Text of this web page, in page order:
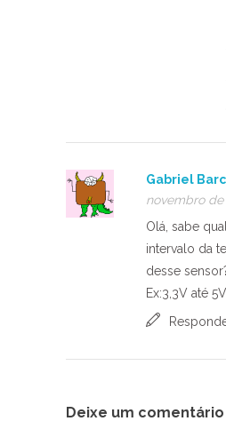
Gabriel
novembro de
Olá, sabe
intervalo da
desse
Ex:3,3V até 5V
Deixe um comentário